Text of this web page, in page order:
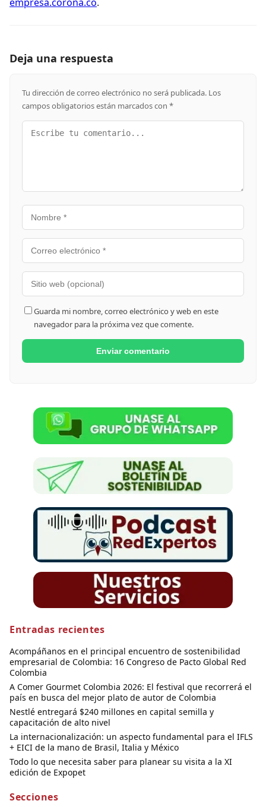
Deja una respuesta
Tu dirección de correo electrónico no será publicada. Los
campos obligatorios están marcados con *
Guarda mi nombre, correo electrónico y web en este
navegador para la próxima vez que comente.
Entradas recientes
Acompáñanos en el principal encuentro de sostenibilidad
empresarial de Colombia: 16 Congreso de Pacto Global Red
Colombia
A Comer Gourmet Colombia 2026: El festival que recorrerá el
país en busca del mejor plato de autor de Colombia
Nestlé entregará $240 millones en capital semilla y
capacitación de alto nivel
La internacionalización: un aspecto fundamental para el IFLS
+ EICI de la mano de Brasil, Italia y México
Todo lo que necesita saber para planear su visita a la XI
edición de Expopet
Secciones